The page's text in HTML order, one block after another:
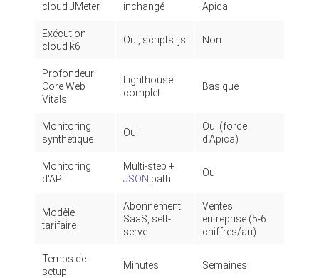
cloud JMeter
inchangé
Apica
Exécution
cloud k6
Oui, scripts .js Non
Profondeur
Core Web
Vitals
Lighthouse
complet
Basique
Monitoring
synthétique
Oui
Oui (force
d'Apica)
Monitoring
d'API
Multi-step +
JSON path
Oui
Modèle
tarifaire
Abonnement
SaaS, self-
serve
Ventes
entreprise (5-6
chiffres/an)
Temps de
setup
Minutes Semaines